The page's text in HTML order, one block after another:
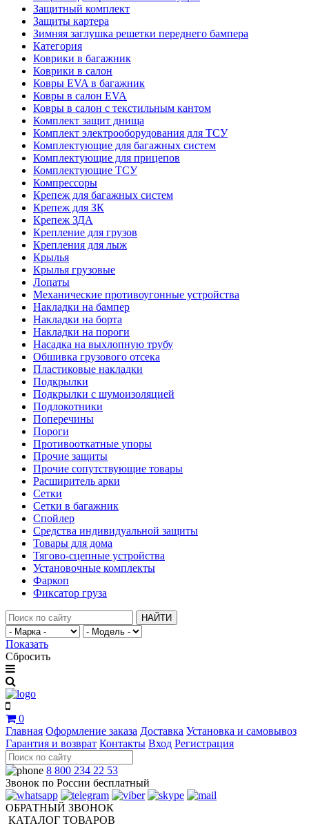
Защитный комплект
Защиты картера
Зимняя заглушка решетки переднего бампера
Категория
Коврики в багажник
Коврики в салон
Ковры EVA в багажник
Ковры в салон EVA
Ковры в салон с текстильным кантом
Комплект защит днища
Комплект электрооборудования для ТСУ
Комплектующие для багажных систем
Комплектующие для прицепов
Комплектующие ТСУ
Компрессоры
Крепеж для багажных систем
Крепеж для ЗК
Крепеж ЗДА
Крепление для грузов
Крепления для лыж
Крылья
Крылья грузовые
Лопаты
Механические противоугонные устройства
Накладки на бампер
Накладки на борта
Накладки на пороги
Насадка на выхлопную трубу
Обшивка грузового отсека
Пластиковые накладки
Подкрылки
Подкрылки с шумоизоляцией
Подлокотники
Поперечины
Пороги
Противооткатные упоры
Прочие защиты
Прочие сопутствующие товары
Расширитель арки
Сетки
Сетки в багажник
Спойлер
Средства индивидуальной защиты
Товары для дома
Тягово-сцепные устройства
Установочные комплекты
Фаркоп
Фиксатор груза
НАЙТИ
Показать
Сбросить
0
Главная Оформление заказа Доставка Установка и самовывоз
Гарантия и возврат Контакты Вход Регистрация
8 800 234 22 53
Звонок по России бесплатный
ОБРАТНЫЙ ЗВОНОК
КАТАЛОГ ТОВАРОВ